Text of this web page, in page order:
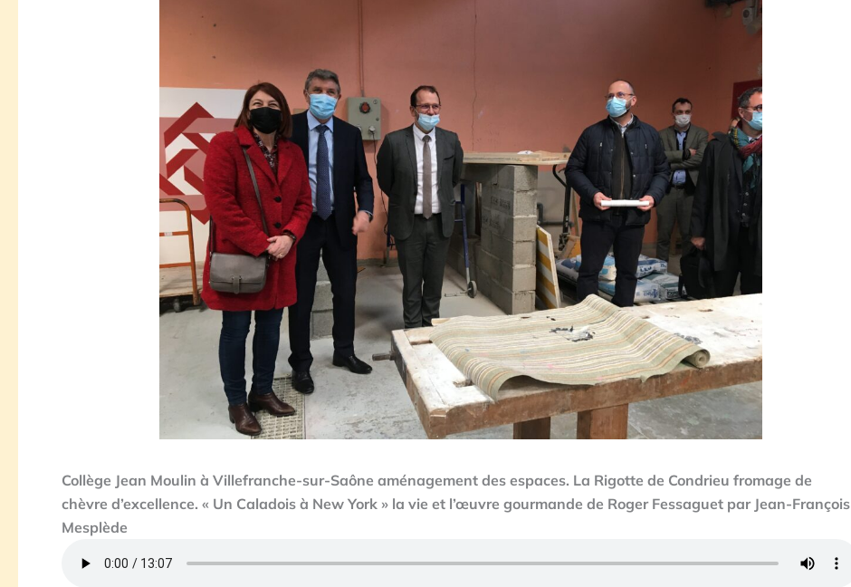
Collège Jean Moulin à Villefranche-sur-Saône aménagement des espaces. La Rigotte de Condrieu fromage de
chèvre d’excellence. « Un Caladois à New York » la vie et l’œuvre gourmande de Roger Fessaguet par Jean-François
Mesplède